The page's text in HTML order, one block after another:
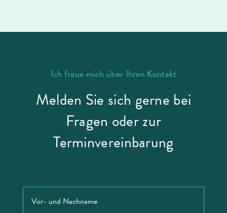
Ich freue mich über Ihren Kontakt
Melden Sie sich gerne bei
Fragen oder zur
Terminvereinbarung